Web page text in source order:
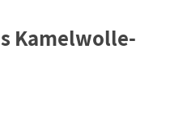
Kamelwolle-